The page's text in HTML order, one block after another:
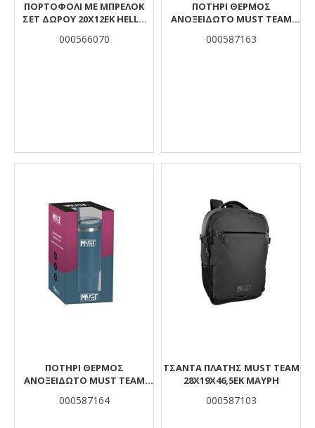
ΠΟΡΤΟΦΟΛΙ ΜΕ ΜΠΡΕΛΟΚ
ΣΕΤ ΔΩΡΟΥ 20Χ12ΕΚ HELLO
000566070
ΠΟΤΉΡΙ ΘΕΡΜΌΣ
ΑΝΟΞΕΊΔΩΤΟ MUST TEAM
ΜΕ ΚΑΛΑΜΆΚΙ
000587163
ΠΟΤΉΡΙ ΘΕΡΜΌΣ
ΑΝΟΞΕΊΔΩΤΟ MUST TEAM
000587164
ΤΣΑΝΤΑ ΠΛΑΤΗΣ MUST TEAM
28X19X46,5ΕΚ ΜΑΥΡΗ
000587103